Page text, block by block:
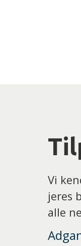
Vi
jeres
alle